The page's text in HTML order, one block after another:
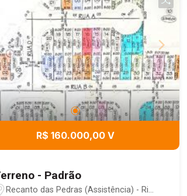
R$ 160.000,00 V
- Padrão
Recanto das Pedras (Assistência) - Rio